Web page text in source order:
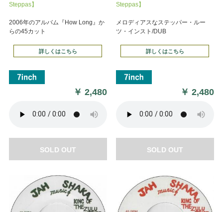
Steppas】
2006年のアルバム『How Long』か
らの45カット
詳しくはこちら
￥2,480
SOLD OUT
Steppas】
メロディアスなステッパー・ルー
ツ・インスト/DUB
詳しくはこちら
￥2,480
SOLD OUT